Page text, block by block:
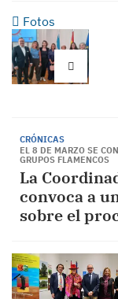
Fotos
CRÓNICAS
EL 8 DE MARZO SE
GRUPOS FLAMENCOS
La
convoca a
sobre el